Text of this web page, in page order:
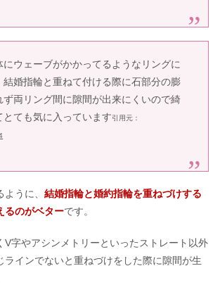
ウェーブがかかってるようなリングに
結婚指輪と重ねて付ける際に石部分の膨
ず両リング間に隙間が出来にくいので綺
とても気に入っています引用元：
うに、 結婚指輪と婚約指輪を重ねづけする
るのがベターです。
V字やアシンメトリーといったストレート以外
ラインでないと重ねづけをした際に隙間が生